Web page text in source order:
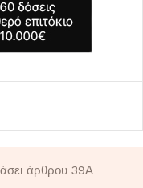
άρθρου 39Α